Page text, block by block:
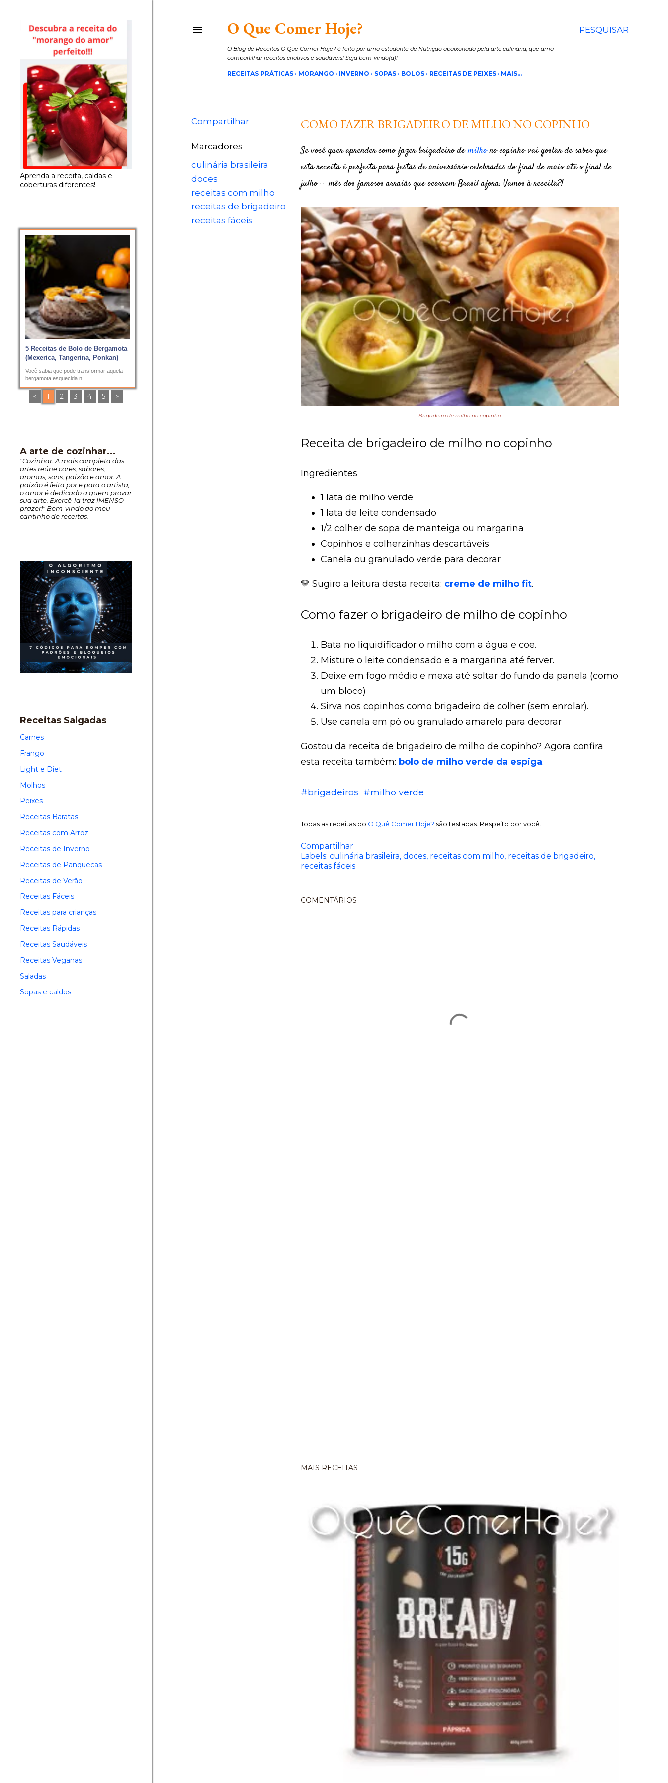
PESQUISAR
O Que Comer Hoje?
O Blog de Receitas O Que Comer Hoje? é feito por uma estudante de Nutrição apaixonada pela arte culinária, que ama
compartilhar receitas criativas e saudáveis! Seja bem-vindo(a)!
RECEITAS PRÁTICAS MORANGO INVERNO SOPAS BOLOS RECEITAS DE PEIXES MAIS…
Compartilhar
Marcadores
culinária brasileira
doces
receitas com milho
receitas de brigadeiro
receitas fáceis
COMO FAZER BRIGADEIRO DE MILHO NO COPINHO
Se você quer aprender como fazer brigadeiro demilhono copinho vai gostar de saber que
esta receita é perfeita para festas de aniversário celebradas do final de maio até o final de
julho -- mês dos famosos arraiás que ocorrem Brasil afora. Vamos à receita?!
Brigadeiro de milho no copinho
Receita de brigadeiro de milho no copinho
Ingredientes
1 lata de milho verde
1 lata de leite condensado
1/2 colher de sopa de manteiga ou margarina
Copinhos e colherzinhas descartáveis
Canela ou granulado verde para decorar
💛 Sugiro a leitura desta receita: creme de milho fit.
Como fazer o brigadeiro de milho de copinho
Bata no liquidificador o milho com a água e coe.
Misture o leite condensado e a margarina até ferver.
Deixe em fogo médio e mexa até soltar do fundo da panela (como
um bloco)
Sirva nos copinhos como brigadeiro de colher (sem enrolar).
Use canela em pó ou granulado amarelo para decorar
Gostou da receita de brigadeiro de milho de copinho? Agora confira
esta receita também: bolo de milho verde da espiga.
#brigadeiros #milho verde
Todas as receitas do O Quê Comer Hoje? são testadas. Respeito por você.
Compartilhar
Labels: culinária brasileira doces receitas com milho receitas de brigadeiro
receitas fáceis
COMENTÁRIOS
MAIS RECEITAS
Aprenda a receita, caldas e
coberturas diferentes!
5 Receitas de Bolo de Bergamota
(Mexerica, Tangerina, Ponkan)
Você sabia que pode transformar aquela
bergamota esquecida n…
< 1 2 3 4 5 >
A arte de cozinhar...
"Cozinhar. A mais completa das
artes reúne cores, sabores,
aromas, sons, paixão e amor. A
paixão é feita por e para o artista,
o amor é dedicado a quem provar
sua arte. Exercê-la traz IMENSO
prazer!" Bem-vindo ao meu
cantinho de receitas.
Receitas Salgadas
Carnes
Frango
Light e Diet
Molhos
Peixes
Receitas Baratas
Receitas com Arroz
Receitas de Inverno
Receitas de Panquecas
Receitas de Verão
Receitas Fáceis
Receitas para crianças
Receitas Rápidas
Receitas Saudáveis
Receitas Veganas
Saladas
Sopas e caldos